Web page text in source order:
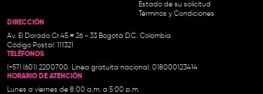
Estado de su solicitud
Términos y Condiciones
DIRECCIÓN
Av. El Dorado Cr.45 # 26 - 33 Bogotá D.C. Colombia.
Código Postal: 111321
TELÉFONOS
(+57) (601) 2200700. Línea gratuita nacional: 018000123414
HORARIO DE ATENCIÓN
Lunes a viernes de 8:00 a.m. a 5:00 p.m.